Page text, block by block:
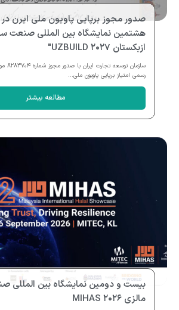
صدور مجوز برپایی پاویون ملی ایرن
هشتمین نمایشگاه بین المللی صنعت
ازبکستان UZBUILD ۲۰۲۷"
رسمی امتیاز برپایی پاویون ملی...
مطالعه بیشتر
بیست و دومین نمایشگاه بین المللی
مالزی MIHAS ۲۰۲۶